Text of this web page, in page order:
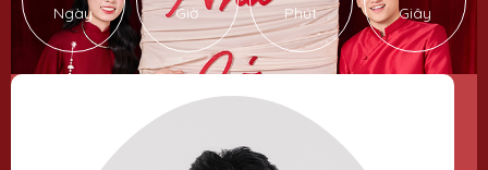
Ngày Giờ Phút Giây